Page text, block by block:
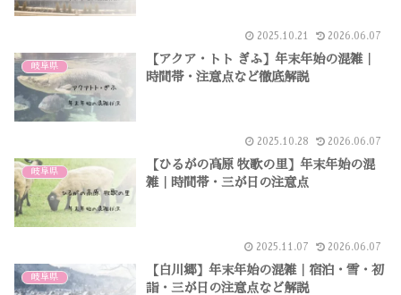
2025.10.21 2026.06.07
岐阜県
【アクア・トト ぎふ】年末年始の混雑｜
時間帯・注意点など徹底解説
2025.10.28 2026.06.07
岐阜県
【ひるがの高原 牧歌の里】年末年始の混
雑｜時間帯・三が日の注意点
2025.11.07 2026.06.07
岐阜県
【白川郷】年末年始の混雑｜宿泊・雪・初
詣・三が日の注意点など解説